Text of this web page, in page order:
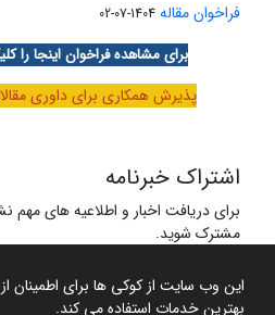
این وب سایت از کوکی ها برای اطمینان از
بهترین خدمات استفاده می کند.
فراخوان مقاله 1404-07-02
برای مشاهده فراخوان اینجا را
پذیرش همکاری برای داوری
اشتراک خبرنامه
برای دریافت اخبار و اطلاعیه های مهم
مشترک شوید.